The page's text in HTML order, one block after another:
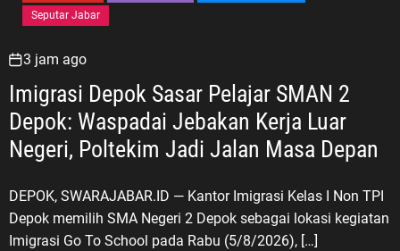
Seputar Jabar
3 jam ago
Imigrasi Depok Sasar Pelajar SMAN 2
Depok: Waspadai Jebakan Kerja Luar
DEPOK, SWARAJABAR.ID — Kantor Imigrasi Kelas I Non TPI
Depok memilih SMA Negeri 2 Depok sebagai lokasi kegiatan
Imigrasi Go To School pada Rabu (5/8/2026), […]